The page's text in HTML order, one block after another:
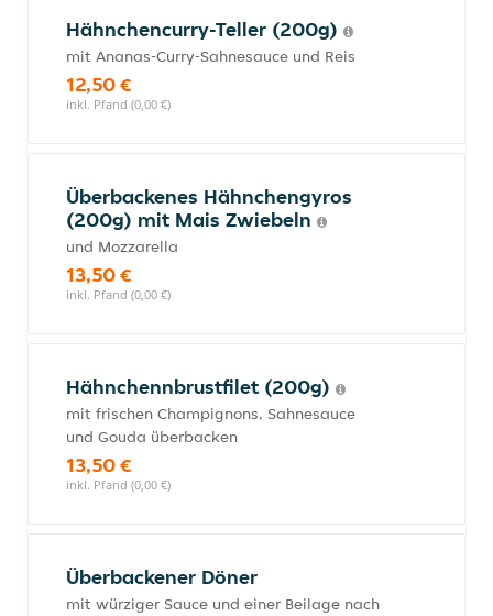
Hähnchencurry-Teller (200g)
mit Ananas-Curry-Sahnesauce und Reis
12,50 €
inkl. Pfand (0,00 €)
Überbackenes Hähnchengyros
(200g) mit Mais Zwiebeln
und Mozzarella
13,50 €
inkl. Pfand (0,00 €)
Hähnchennbrustfilet (200g)
mit frischen Champignons, Sahnesauce
und Gouda überbacken
13,50 €
inkl. Pfand (0,00 €)
Überbackener Döner
mit würziger Sauce und einer Beilage nach